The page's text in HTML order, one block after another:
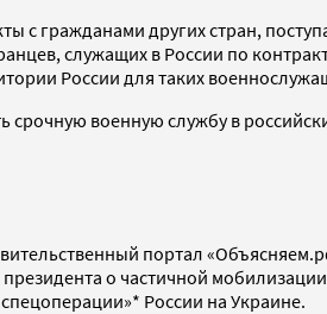
с гражданами других стран,
служащих в России по
России для таких
срочную военную службу в
портал
президента о частичной
России на Украине.